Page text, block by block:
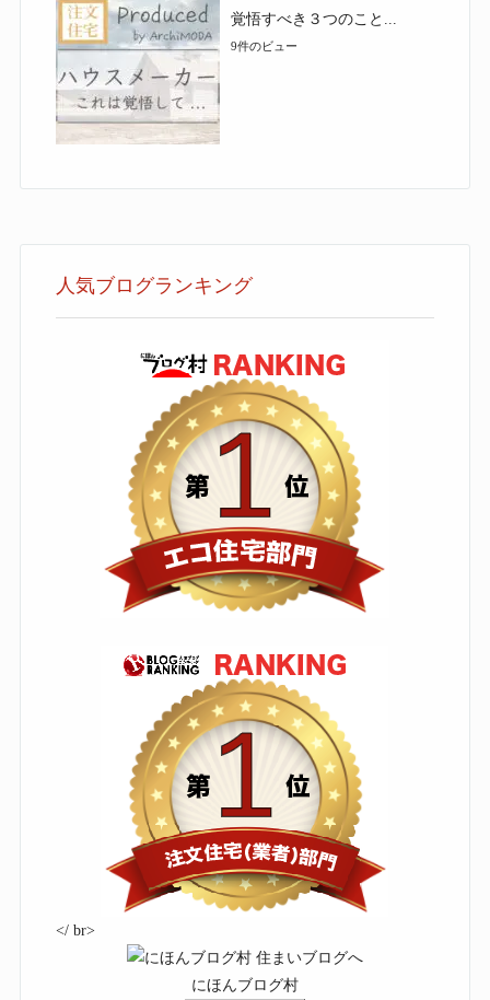
覚悟すべき３つのこと...
9件のビュー
人気ブログランキング
</ br>
にほんブログ村